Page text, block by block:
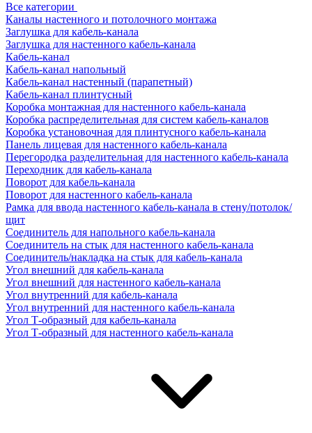
Все категории
Каналы настенного и потолочного монтажа
Заглушка для кабель-канала
Заглушка для настенного кабель-канала
Кабель-канал
Кабель-канал напольный
Кабель-канал настенный (парапетный)
Кабель-канал плинтусный
Коробка монтажная для настенного кабель-канала
Коробка распределительная для систем кабель-каналов
Коробка установочная для плинтусного кабель-канала
Панель лицевая для настенного кабель-канала
Перегородка разделительная для настенного кабель-канала
Переходник для кабель-канала
Поворот для кабель-канала
Поворот для настенного кабель-канала
Рамка для ввода настенного кабель-канала в стену/потолок/
щит
Соединитель для напольного кабель-канала
Соединитель на стык для настенного кабель-канала
Соединитель/накладка на стык для кабель-канала
Угол внешний для кабель-канала
Угол внешний для настенного кабель-канала
Угол внутренний для кабель-канала
Угол внутренний для настенного кабель-канала
Угол Т-образный для кабель-канала
Угол Т-образный для настенного кабель-канала